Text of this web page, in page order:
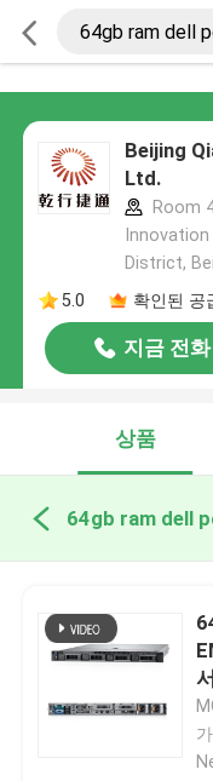
Beijing
Ltd.
Room
District,
5.0
확인된 공
지금 전화
상품
서